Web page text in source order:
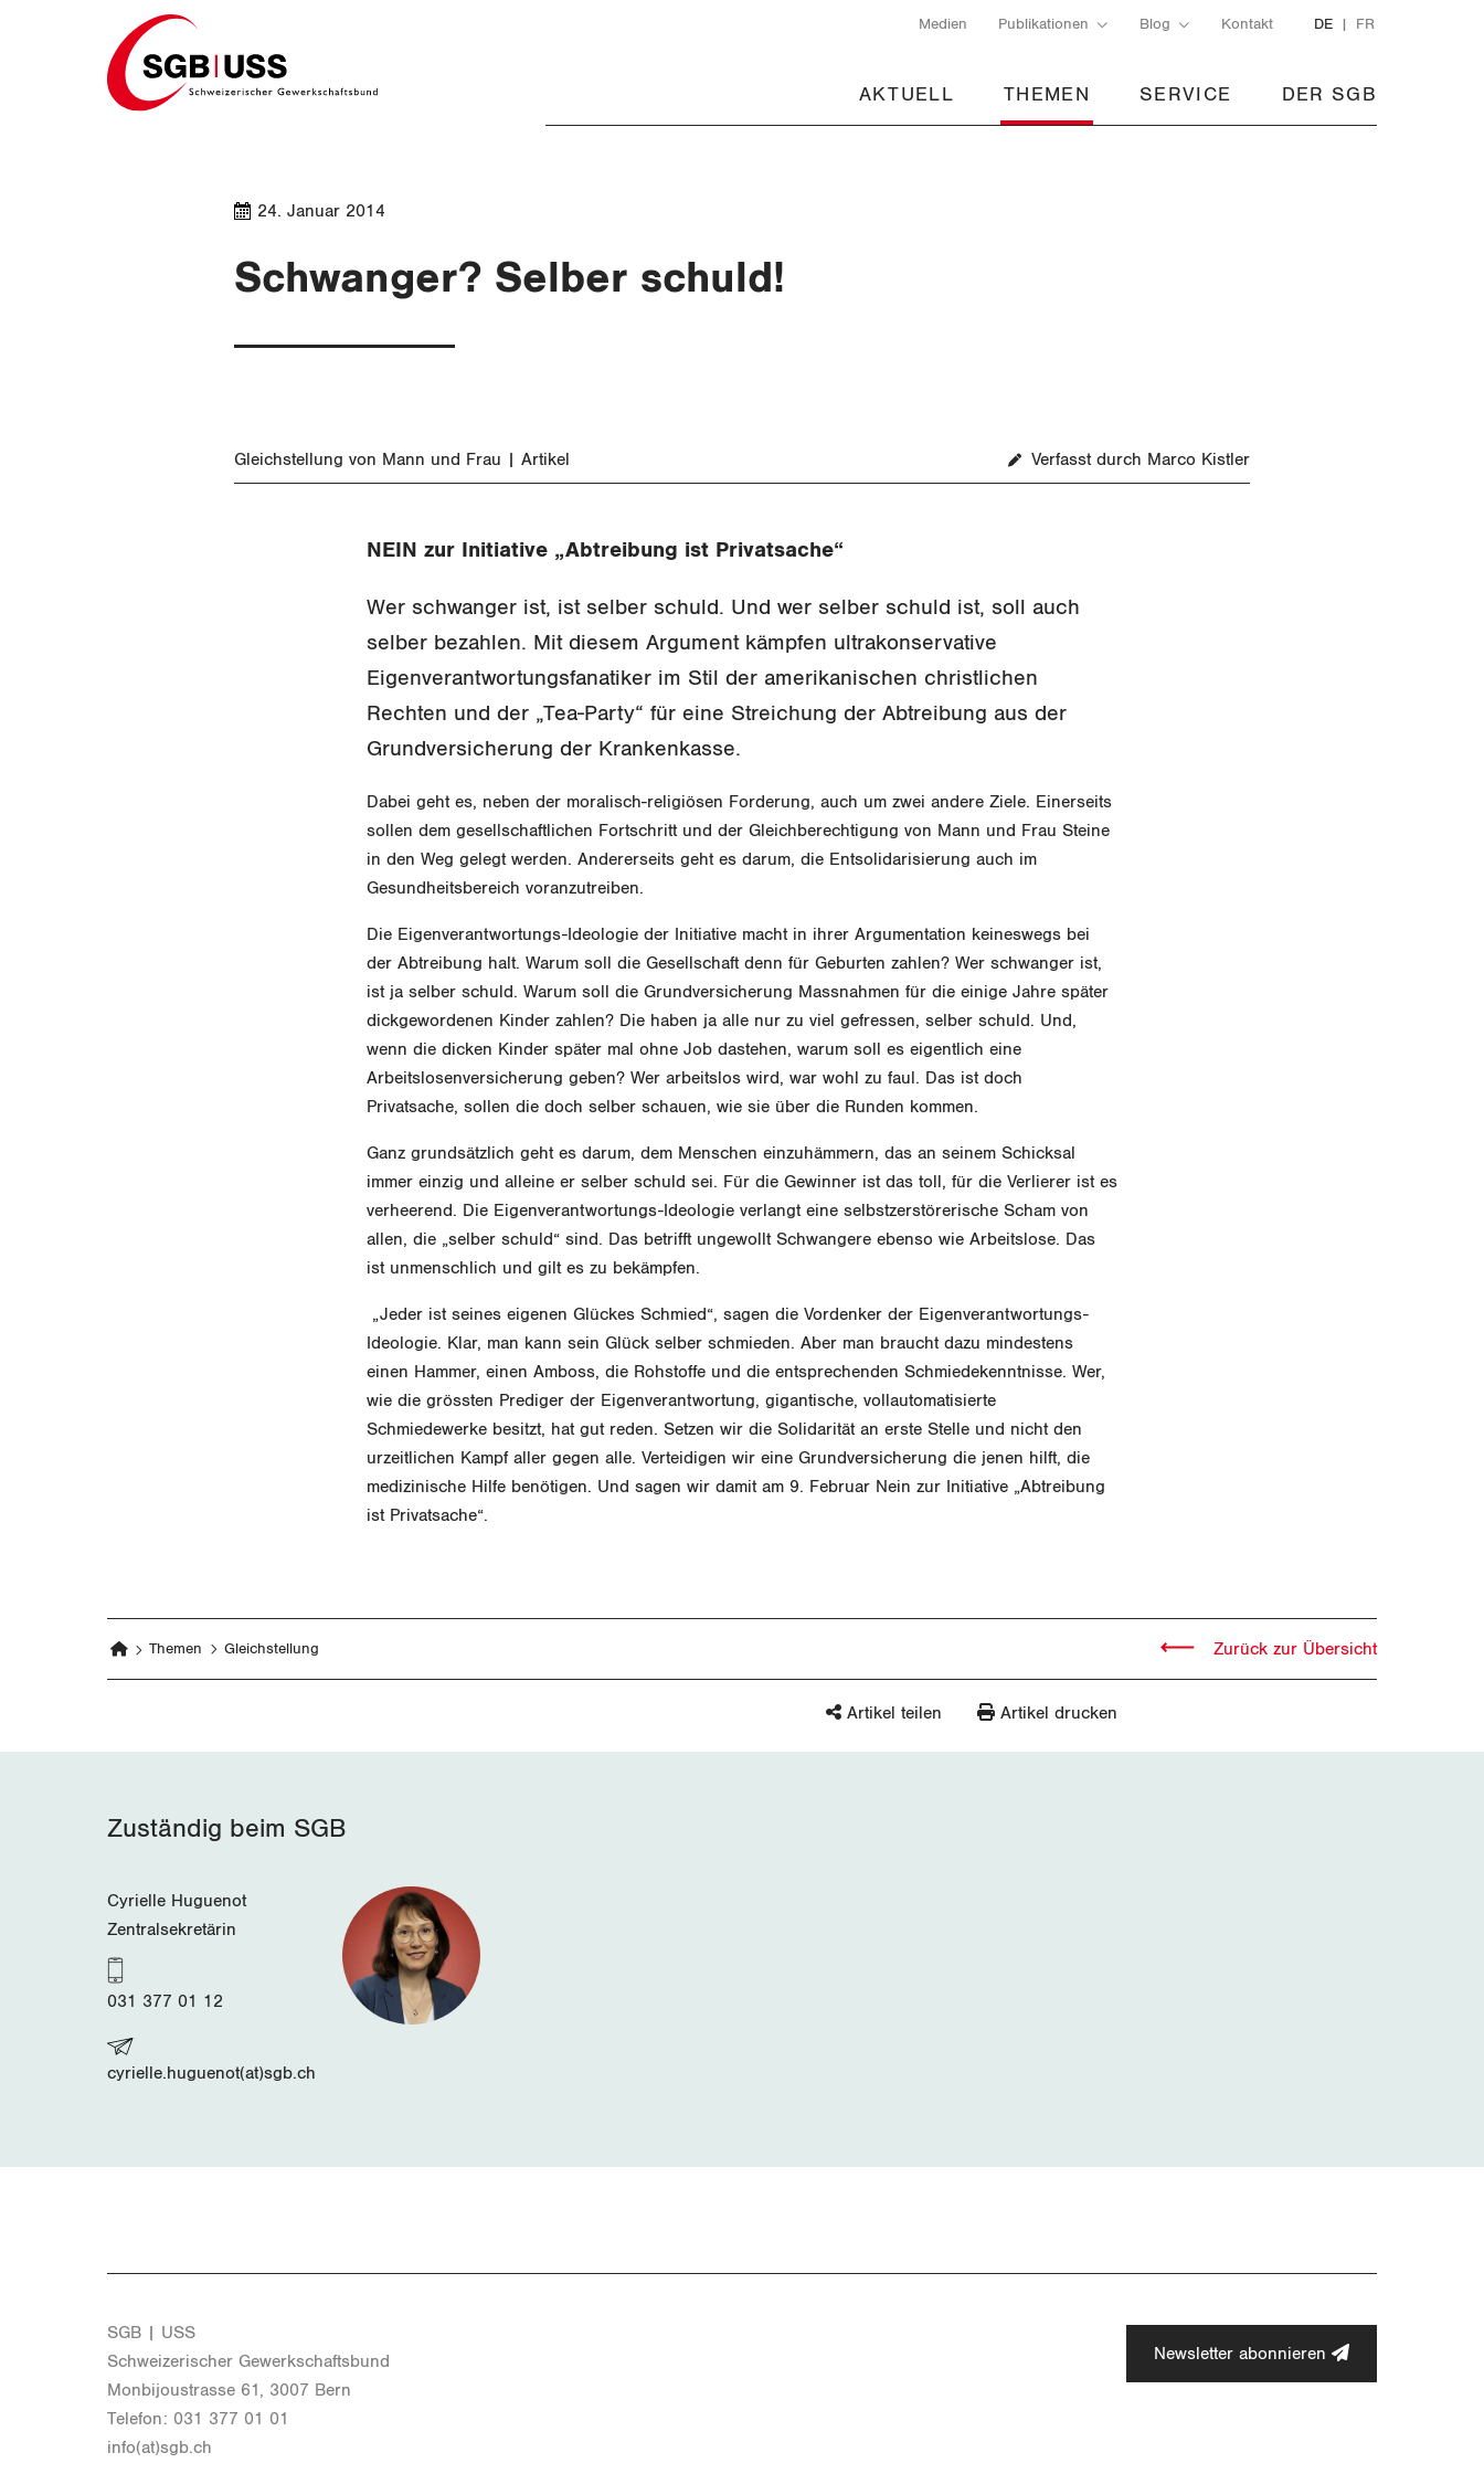
Home Medien Publikationen Blog Kontakt DE FR
AKTUELL THEMEN SERVICE DER SGB
24. Januar 2014
Schwanger? Selber schuld!
Gleichstellung von Mann und Frau Artikel Verfasst durch Marco Kistler
NEIN zur Initiative „Abtreibung ist Privatsache“
Wer schwanger ist, ist selber schuld. Und wer selber schuld ist, soll auch
selber bezahlen. Mit diesem Argument kämpfen ultrakonservative
Eigenverantwortungsfanatiker im Stil der amerikanischen christlichen
Rechten und der „Tea-Party“ für eine Streichung der Abtreibung aus der
Grundversicherung der Krankenkasse.
Dabei geht es, neben der moralisch-religiösen Forderung, auch um zwei andere Ziele. Einerseits
sollen dem gesellschaftlichen Fortschritt und der Gleichberechtigung von Mann und Frau Steine
in den Weg gelegt werden. Andererseits geht es darum, die Entsolidarisierung auch im
Gesundheitsbereich voranzutreiben.
Die Eigenverantwortungs-Ideologie der Initiative macht in ihrer Argumentation keineswegs bei
der Abtreibung halt. Warum soll die Gesellschaft denn für Geburten zahlen? Wer schwanger ist,
ist ja selber schuld. Warum soll die Grundversicherung Massnahmen für die einige Jahre später
dickgewordenen Kinder zahlen? Die haben ja alle nur zu viel gefressen, selber schuld. Und,
wenn die dicken Kinder später mal ohne Job dastehen, warum soll es eigentlich eine
Arbeitslosenversicherung geben? Wer arbeitslos wird, war wohl zu faul. Das ist doch
Privatsache, sollen die doch selber schauen, wie sie über die Runden kommen.
Ganz grundsätzlich geht es darum, dem Menschen einzuhämmern, das an seinem Schicksal
immer einzig und alleine er selber schuld sei. Für die Gewinner ist das toll, für die Verlierer ist es
verheerend. Die Eigenverantwortungs-Ideologie verlangt eine selbstzerstörerische Scham von
allen, die „selber schuld“ sind. Das betrifft ungewollt Schwangere ebenso wie Arbeitslose. Das
ist unmenschlich und gilt es zu bekämpfen.
„Jeder ist seines eigenen Glückes Schmied“, sagen die Vordenker der Eigenverantwortungs-
Ideologie. Klar, man kann sein Glück selber schmieden. Aber man braucht dazu mindestens
einen Hammer, einen Amboss, die Rohstoffe und die entsprechenden Schmiedekenntnisse. Wer,
wie die grössten Prediger der Eigenverantwortung, gigantische, vollautomatisierte
Schmiedewerke besitzt, hat gut reden. Setzen wir die Solidarität an erste Stelle und nicht den
urzeitlichen Kampf aller gegen alle. Verteidigen wir eine Grundversicherung die jenen hilft, die
medizinische Hilfe benötigen. Und sagen wir damit am 9. Februar Nein zur Initiative „Abtreibung
ist Privatsache“.
Themen Gleichstellung Zurück zur Übersicht
Artikel teilen Artikel drucken
Zuständig beim SGB
Cyrielle Huguenot
Zentralsekretärin
031 377 01 12
cyrielle.huguenot(at)sgb.ch
SGB | USS
Schwei­ze­ri­scher Ge­werk­schafts­bund
Mon­bi­joustras­se 61, 3007 Bern
Te­le­fon: 031 377 01 01
info(at)​sgb.​ch
Newsletter abonnieren